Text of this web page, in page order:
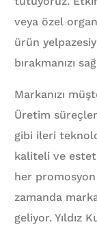
veya özel
ürün
bırakmanızı
Markanızı
Üretim
gibi ileri
kaliteli ve
her promosyon
zamanda
geliyor. Yıldız